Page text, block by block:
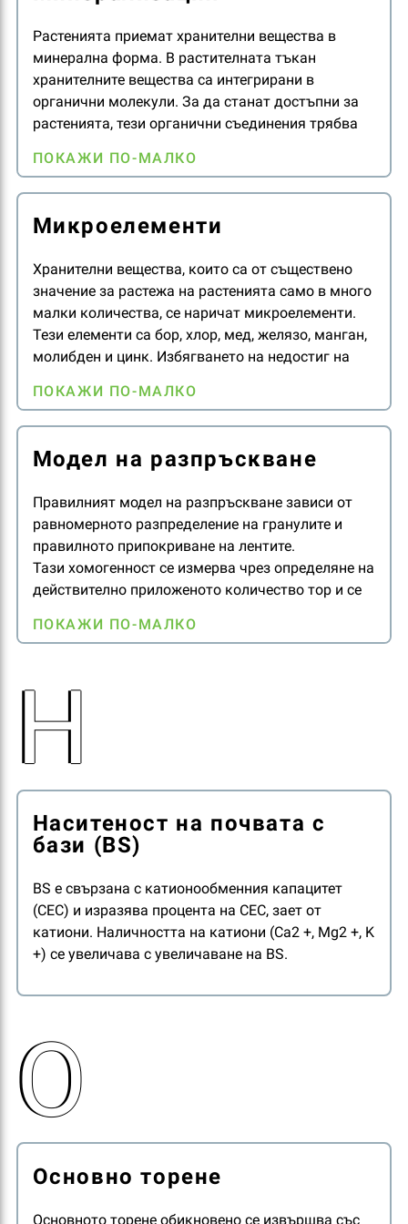
Растенията приемат хранителни вещества в
минерална форма. В растителната тъкан
хранителните вещества са интегрирани в
органични молекули. За да станат достъпни за
растенията, тези органични съединения трябва
може да се осъществи както при аеробни, така и
при анаеробни условия.
ПОКАЖИ ПО-МАЛКО
Микроелементи
Хранителни вещества, които са от съществено
значение за растежа на растенията само в много
малки количества, се наричат микроелементи.
Тези елементи са бор, хлор, мед, желязо, манган,
молибден и цинк. Избягването на недостиг на
и избягването на недостиг на макроелементи.
ПОКАЖИ ПО-МАЛКО
Модел на разпръскване
Правилният модел на разпръскване зависи от
равномерното разпределение на гранулите и
правилното припокриване на лентите.
Тази хомогенност се измерва чрез определяне на
действително приложеното количество тор и се
изразява процентното отклонение от моделе на
Колкото по-нисък е CV, толкова по-добро е
разпределението на торовете се изразява, както
следва:
CV между 10% и 15% - средно
CV над 15% - лошо
ПОКАЖИ ПО-МАЛКО
Н
Наситеност на почвата с
бази (BS)
BS е свързана с катионообменния капацитет
(CEC) и изразява процента на CEC, зает от
катиони. Наличността на катиони (Ca2 +, Mg2 +, K
+) се увеличава с увеличаване на BS.
О
Основно торене
Основното торене обикновено се извършва със